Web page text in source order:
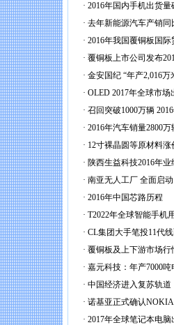
· 2016年国内手机出货
· 去年新能源汽车产销同
· 2016年我国覆铜板国际
· 覆铜板上市公司发布
· 金安国纪 “年产2,016
· OLED 2017年全球市场
· 召回突破1000万辆
· 2016年汽车销量2800
· 12寸裸晶圆等原材料
· 陕西生益科技2016年业
· 南亚无人工厂 全面启动
· 2016年中国芯路历程
· T2022年全球智能手机
· CL集团大手笔投11代
· 覆铜板及上下游市场行
· 嘉元科技：年产7000吨
· 中国经济进入复苏轨道
· 诺基亚正式确认
· 2017年全球笔记本电